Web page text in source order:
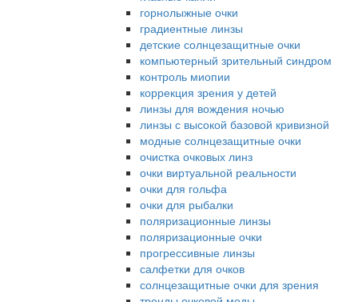
горнолыжные очки
градиентные линзы
детские солнцезащитные очки
компьютерный зрительный синдром
контроль миопии
коррекция зрения у детей
линзы для вождения ночью
линзы с высокой базовой кривизной
модные солнцезащитные очки
очистка очковых линз
очки виртуальной реальности
очки для гольфа
очки для рыбалки
поляризационные линзы
поляризационные очки
прогрессивные линзы
салфетки для очков
солнцезащитные очки для зрения